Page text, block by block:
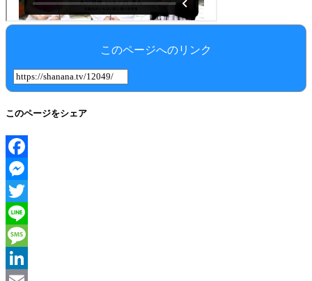
このページへのリンク
このページをシェア
Facebook
Messenger
Twitter
Line
Message